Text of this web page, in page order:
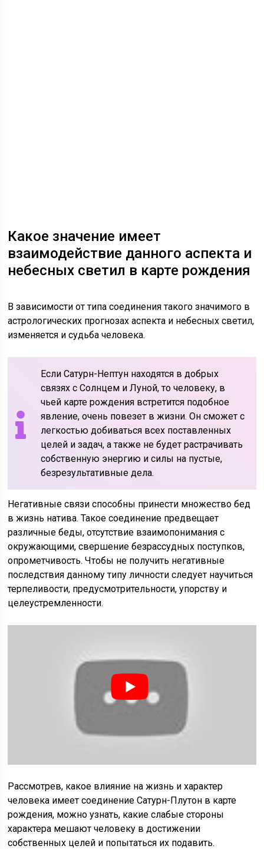
Какое значение имеет
взаимодействие данного аспекта и
небесных светил в карте рождения
В зависимости от типа соединения такого значимого в
астрологических прогнозах аспекта и небесных светил,
изменяется и судьба человека.
Если Сатурн-Нептун находятся в добрых
связях с Солнцем и Луной, то человеку, в
чьей карте рождения встретится подобное
явление, очень повезет в жизни. Он сможет с
легкостью добиваться всех поставленных
целей и задач, а также не будет растрачивать
собственную энергию и силы на пустые,
безрезультативные дела.
Негативные связи способны принести множество бед
в жизнь натива. Такое соединение предвещает
различные беды, отсутствие взаимопонимания с
окружающими, свершение безрассудных поступков,
опрометчивость. Чтобы не получить негативные
последствия данному типу личности следует научиться
терпеливости, предусмотрительности, упорству и
целеустремленности.
Рассмотрев, какое влияние на жизнь и характер
человека имеет соединение Сатурн-Плутон в карте
рождения, можно узнать, какие слабые стороны
характера мешают человеку в достижении
собственных целей и попытаться их подавить.